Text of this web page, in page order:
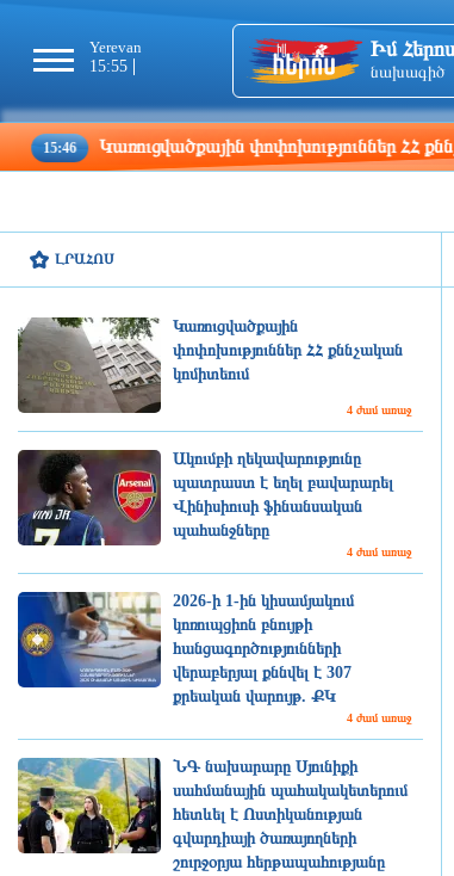
Yerevan
15:55
Tbilisi
15:55
Moscow
14:55
Իմ Հերոս
նախագիծ
Կառուցվածքային փոփոխություններ ՀՀ քննչական
ԼՐԱՀՈՍ
Կառուցվածքային
փոփոխություններ ՀՀ քննչական
կոմիտեում
4 ժամ առաջ
Ակումբի ղեկավարությունը
պատրաստ է եղել բավարարել
Վինիսիուսի ֆինանսական
պահանջները
4 ժամ առաջ
2026-ի 1-ին կիսամյակում
կոռուպցիոն բնույթի
հանցագործությունների
վերաբերյալ քննվել է 307
քրեական վարույթ. ՔԿ
4 ժամ առաջ
ՆԳ նախարարը Սյունիքի
սահմանային պահակակետերում
հետևել է Ոստիկանության
գվարդիայի ծառայողների
շուրջօրյա հերթապահությանը